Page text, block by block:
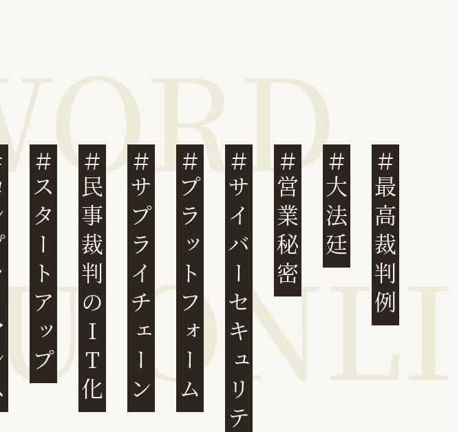
ススタートアップ民事裁判のIT化サプライチェーンプラットフォームサイバーセキュリティ 営業秘密 大法廷 最高裁判例